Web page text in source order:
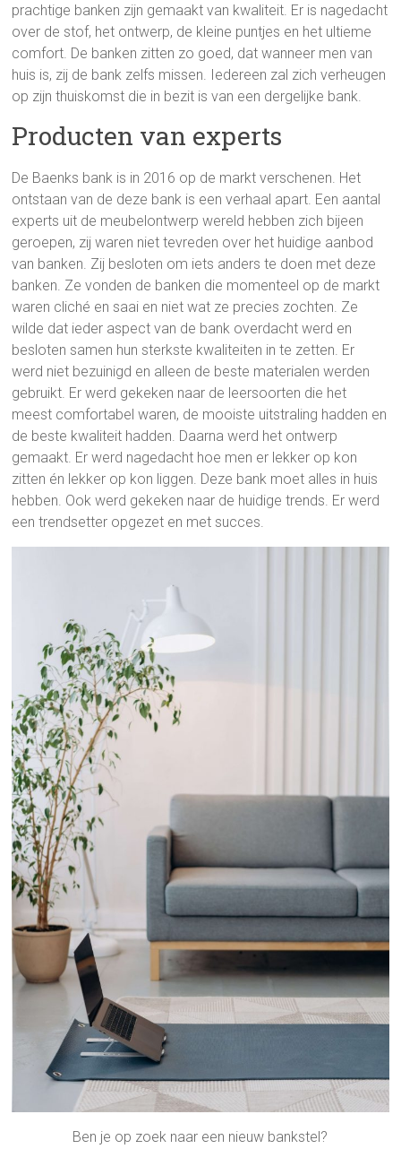
prachtige banken zijn gemaakt van kwaliteit. Er is nagedacht
over de stof, het ontwerp, de kleine puntjes en het ultieme
comfort. De banken zitten zo goed, dat wanneer men van
huis is, zij de bank zelfs missen. Iedereen zal zich verheugen
op zijn thuiskomst die in bezit is van een dergelijke bank.
Producten van experts
De Baenks bank is in 2016 op de markt verschenen. Het
ontstaan van de deze bank is een verhaal apart. Een aantal
experts uit de meubelontwerp wereld hebben zich bijeen
geroepen, zij waren niet tevreden over het huidige aanbod
van banken. Zij besloten om iets anders te doen met deze
banken. Ze vonden de banken die momenteel op de markt
waren cliché en saai en niet wat ze precies zochten. Ze
wilde dat ieder aspect van de bank overdacht werd en
besloten samen hun sterkste kwaliteiten in te zetten. Er
werd niet bezuinigd en alleen de beste materialen werden
gebruikt. Er werd gekeken naar de leersoorten die het
meest comfortabel waren, de mooiste uitstraling hadden en
de beste kwaliteit hadden. Daarna werd het ontwerp
gemaakt. Er werd nagedacht hoe men er lekker op kon
zitten én lekker op kon liggen. Deze bank moet alles in huis
hebben. Ook werd gekeken naar de huidige trends. Er werd
een trendsetter opgezet en met succes.
Ben je op zoek naar een nieuw bankstel?